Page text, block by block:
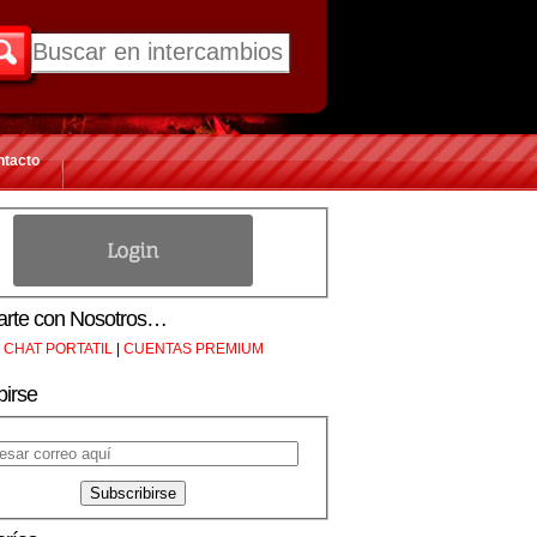
con Nosotros…
CHAT PORTATIL | CUENTAS PREMIUM